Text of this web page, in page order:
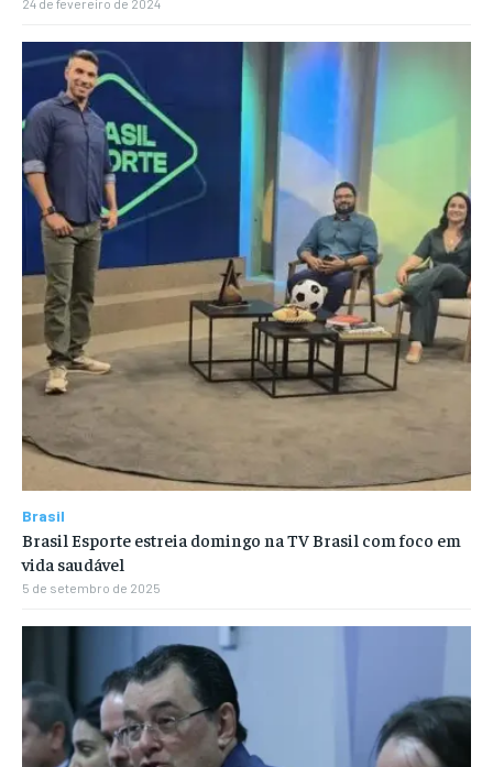
24 de fevereiro de 2024
Brasil
Brasil Esporte estreia domingo na TV Brasil com foco em
vida saudável
5 de setembro de 2025